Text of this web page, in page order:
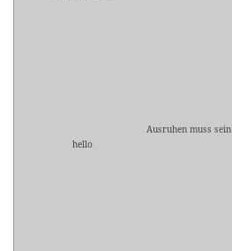
hello
Ausruhen muss sein